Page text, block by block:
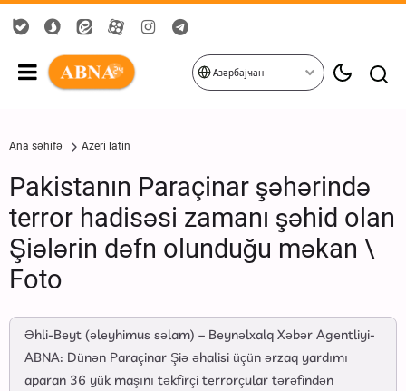
Азәрбајҹан
Ana səhifə Azeri latin
Pakistanın Paraçinar şəhərində
terror hadisəsi zamanı şəhid olan
Şiələrin dəfn olunduğu məkan \
Foto
Əhli-Beyt (əleyhimus səlam) – Beynəlxalq Xəbər Agentliyi-
ABNA: Dünən Paraçinar Şiə əhalisi üçün ərzaq yardımı
aparan 36 yük maşını təkfirçi terrorçular tərəfindən